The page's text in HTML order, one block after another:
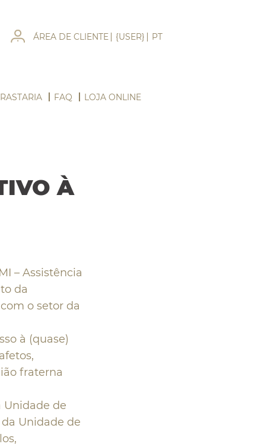
ÁREA DE CLIENTE {USER} PT
FAQ LOJA ONLINE
À
– Assistência
da
o setor da
à (quase)
fraterna
Unidade de
Unidade de